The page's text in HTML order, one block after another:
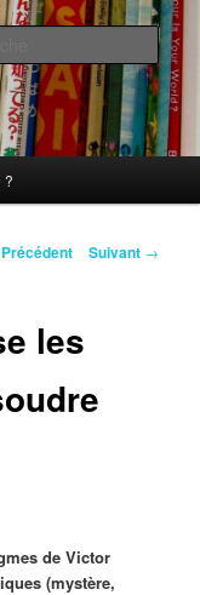
?
Précédent Suivant →
les
de Victor
(mystère,